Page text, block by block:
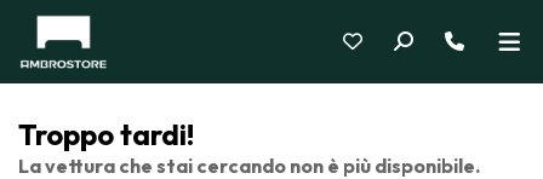
Troppo tardi!
La vettura che stai cercando non è più disponibile.